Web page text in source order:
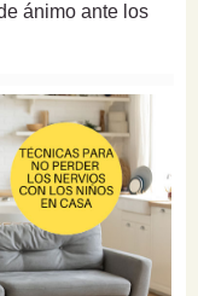
ánimo ante los